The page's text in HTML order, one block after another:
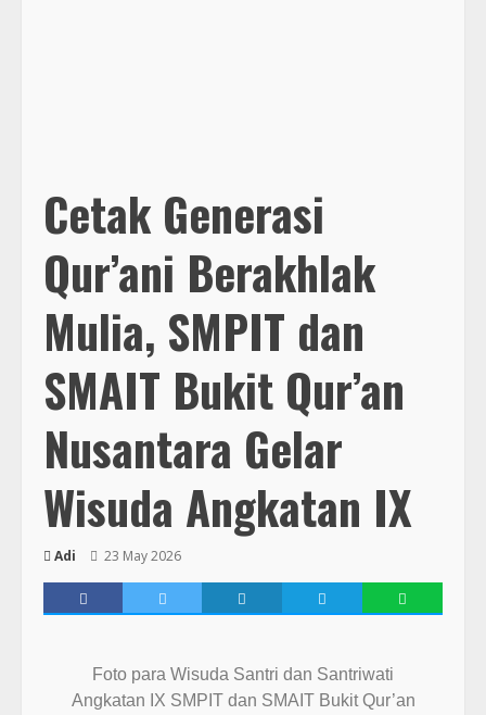
Cetak Generasi
Qur’ani Berakhlak
Mulia, SMPIT dan
SMAIT Bukit Qur’an
Nusantara Gelar
Wisuda Angkatan IX
Adi 23 May 2026
Foto para Wisuda Santri dan Santriwati
Angkatan IX SMPIT dan SMAIT Bukit Qur’an